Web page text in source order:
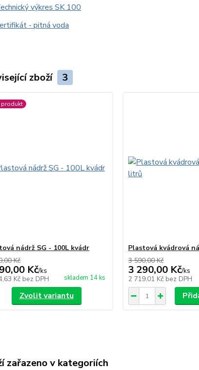
výkres SK 100
- pitná voda
zboží 3
produkt
nádrž SG - 100L kvádr
Kč
Kč/ks
Kč bez DPH skladem 14 ks
Zvolit variantu
Plastová kvádrová
3 590,00 Kč
3 290,00 Kč/ks
2 719,01 Kč bez DPH
zařazeno v kategoriích